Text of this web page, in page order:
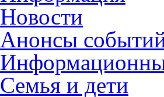
Новости
Анонсы
Семья и дети